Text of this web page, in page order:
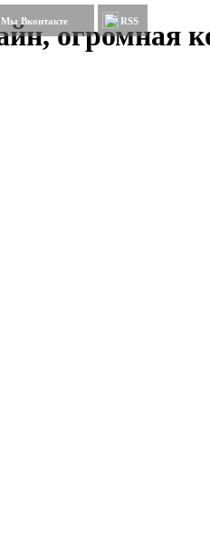
огромная
Мы Вконтакте RSS